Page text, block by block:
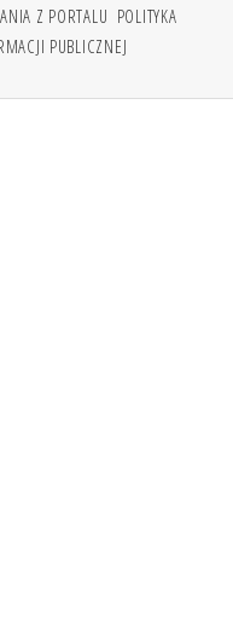
Z PORTALU POLITYKA
PUBLICZNEJ